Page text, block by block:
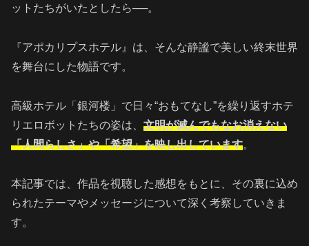
ットたちがいたとしたら──。
『アポカリプスホテル』は、そんな静謐で美しい終末世界
を舞台にした物語です。
高級ホテル「銀河楼」で日々“おもてなし”を繰り返すホテ
リエロボットたちの姿は、 文明が滅んでもなお消えない
「人間らしさ」や「希望」を映し出しています。
本記事では、作品を視聴した感想をもとに、その裏に込め
られたテーマやメッセージについて深く考察していきま
す。